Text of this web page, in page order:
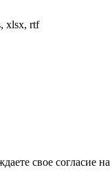
xlsx, rtf
свое согласие на